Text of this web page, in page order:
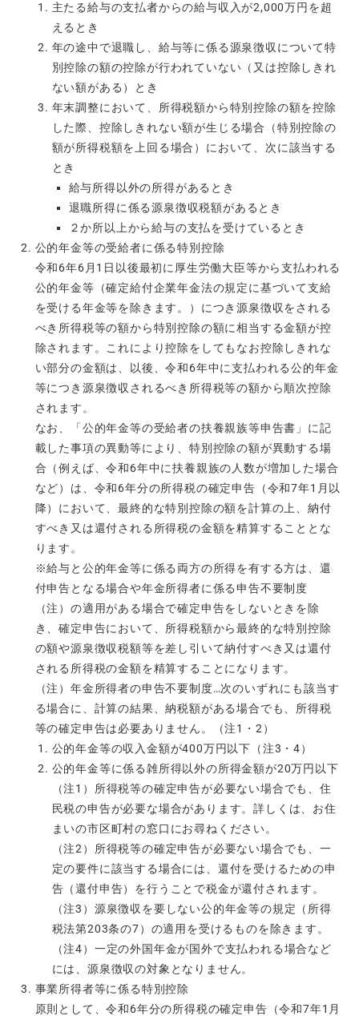
主たる給与の支払者からの給与収入が2,000万円を超
えるとき
年の途中で退職し、給与等に係る源泉徴収について特
別控除の額の控除が行われていない（又は控除しきれ
ない額がある）とき
年末調整において、所得税額から特別控除の額を控除
した際、控除しきれない額が生じる場合（特別控除の
額が所得税額を上回る場合）において、次に該当する
とき
給与所得以外の所得があるとき
退職所得に係る源泉徴収税額があるとき
２か所以上から給与の支払を受けているとき
公的年金等の受給者に係る特別控除
令和6年6月1日以後最初に厚生労働大臣等から支払われる
公的年金等（確定給付企業年金法の規定に基づいて支給
を受ける年金等を除きます。）につき源泉徴収をされる
べき所得税等の額から特別控除の額に相当する金額が控
除されます。これにより控除をしてもなお控除しきれな
い部分の金額は、以後、令和6年中に支払われる公的年金
等につき源泉徴収されるべき所得税等の額から順次控除
されます。
なお、「公的年金等の受給者の扶養親族等申告書」に記
載した事項の異動等により、特別控除の額が異動する場
合（例えば、令和6年中に扶養親族の人数が増加した場合
など）は、令和6年分の所得税の確定申告（令和7年1月以
降）において、最終的な特別控除の額を計算の上、納付
すべき又は還付される所得税の金額を精算することとな
ります。
※給与と公的年金等に係る両方の所得を有する方は、還
付申告となる場合や年金所得者に係る申告不要制度
（注）の適用がある場合で確定申告をしないときを除
き、確定申告において、所得税額から最終的な特別控除
の額や源泉徴収税額等を差し引いて納付すべき又は還付
される所得税の金額を精算することになります。
（注）年金所得者の申告不要制度…次のいずれにも該当す
る場合に、計算の結果、納税額がある場合でも、所得税
等の確定申告は必要ありません。（注1・2）
公的年金等の収入金額が400万円以下（注3・4）
公的年金等に係る雑所得以外の所得金額が20万円以下
（注1）所得税等の確定申告が必要ない場合でも、住
民税の申告が必要な場合があります。詳しくは、お住
まいの市区町村の窓口にお尋ねください。
（注2）所得税等の確定申告が必要ない場合でも、一
定の要件に該当する場合には、還付を受けるための申
告（還付申告）を行うことで税金が還付されます。
（注3）源泉徴収を要しない公的年金等の規定（所得
税法第203条の7）の適用を受けるものを除きます。
（注4）一定の外国年金が国外で支払われる場合など
には、源泉徴収の対象となりません。
事業所得者等に係る特別控除
原則として、令和6年分の所得税の確定申告（令和7年1月